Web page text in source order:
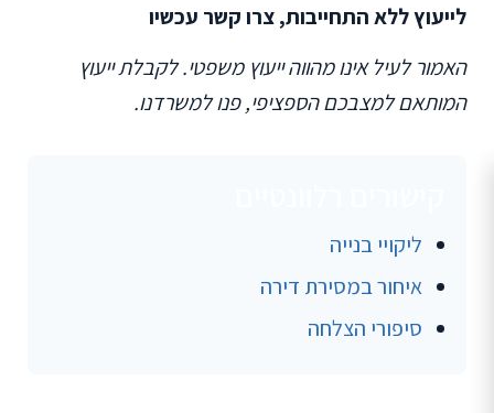
לייעוץ ללא התחייבות, צרו קשר עכשיו
האמור לעיל אינו מהווה ייעוץ משפטי. לקבלת ייעוץ
המותאם למצבכם הספציפי, פנו למשרדנו.
ליקויי בנייה
איחור במסירת דירה
סיפורי הצלחה